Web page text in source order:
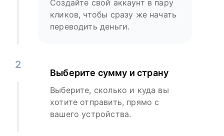
Создайте свой аккаунт в пару
кликов, чтобы сразу же начать
переводить деньги.
2
Выберите сумму и страну
Выберите, сколько и куда вы
хотите отправить, прямо с
вашего устройства.